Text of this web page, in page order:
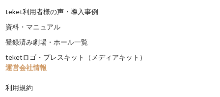
teket利用者様の声・導入事例
資料・マニュアル
登録済み劇場・ホール一覧
teketロゴ・プレスキット（メディアキット）
運営会社情報
利用規約